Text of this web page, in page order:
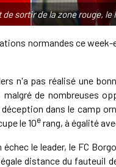
sortir de la zone rouge,
normandes ce
n'a pas réalisé une
malgré de nombreuses
dans le camp
le 10erang, à égalité
le leader, le FC
distance du fauteuil